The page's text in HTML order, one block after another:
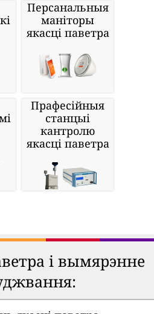
Персанальныя
маніторы
якасці паветра
Прафесійныя
станцыі
кантролю
якасці паветра
і вымярэнне